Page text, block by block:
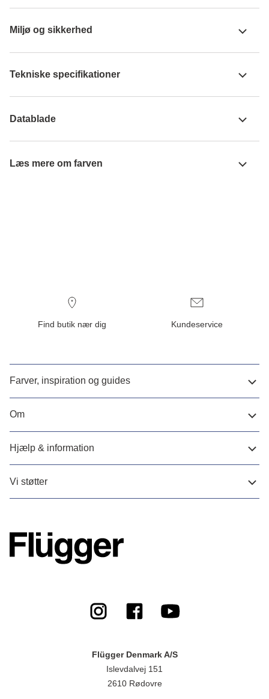
Miljø og sikkerhed
Tekniske specifikationer
Datablade
Læs mere om farven
Find butik nær dig Kundeservice
Farver, inspiration og guides
Om
Hjælp & information
Vi støtter
Flügger Denmark A/S
Islevdalvej 151
2610 Rødovre